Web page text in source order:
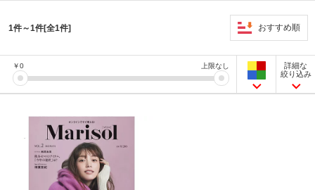
1件～1件[全1件] おすすめ順
￥0 上限なし
詳細な
絞り込み